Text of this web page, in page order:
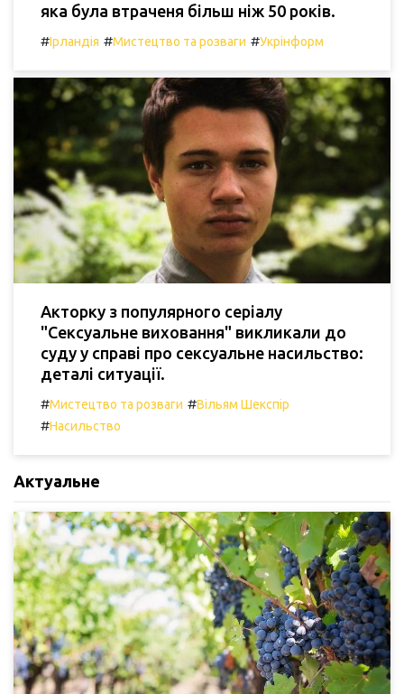
яка була втраченя більш ніж 50 років.
#Ірландія #Мистецтво та розваги #Укрінформ
Акторку з популярного серіалу
"Сексуальне виховання" викликали до
суду у справі про сексуальне насильство:
деталі ситуації.
#Мистецтво та розваги #Вільям Шекспір
#Насильство
Актуальне